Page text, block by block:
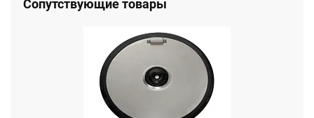
Сопутствующие товары